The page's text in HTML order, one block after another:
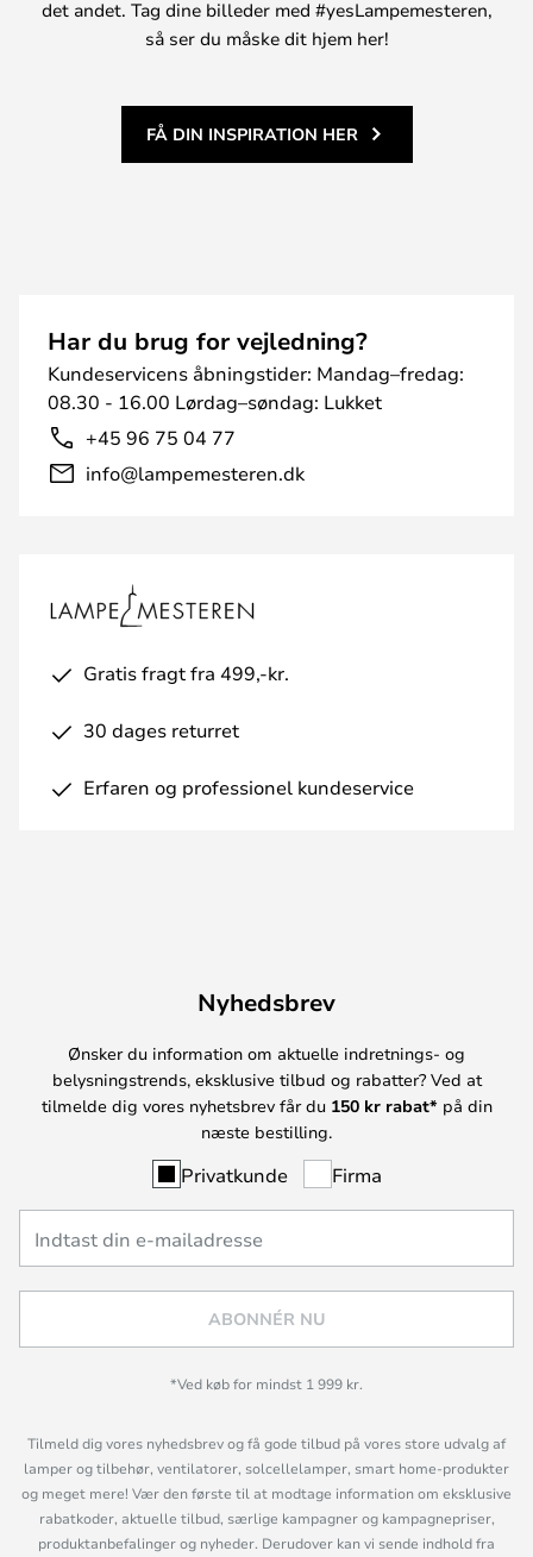
det andet. Tag dine billeder med #yesLampemesteren,
så ser du måske dit hjem her!
FÅ DIN INSPIRATION HER
Har du brug for vejledning?
Kundeservicens åbningstider: Mandag–fredag:
08.30 - 16.00 Lørdag–søndag: Lukket
+45 96 75 04 77
info@lampemesteren.dk
Gratis fragt fra 499,-kr.
30 dages returret
Erfaren og professionel kundeservice
Nyhedsbrev
Ønsker du information om aktuelle indretnings- og
belysningstrends, eksklusive tilbud og rabatter? Ved at
tilmelde dig vores nyhetsbrev får du 150 kr rabat* på din
næste bestilling.
Privatkunde Firma
ABONNÉR NU
*Ved køb for mindst 1 999 kr.
Tilmeld dig vores nyhedsbrev og få gode tilbud på vores store udvalg af
lamper og tilbehør, ventilatorer, solcellelamper, smart home-produkter
og meget mere! Vær den første til at modtage information om eksklusive
rabatkoder, aktuelle tilbud, særlige kampagner og kampagnepriser,
produktanbefalinger og nyheder. Derudover kan vi sende indhold fra